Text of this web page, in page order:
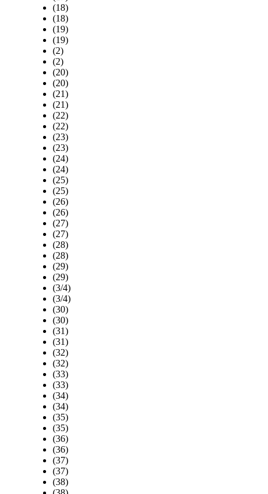
(18)
(18)
(19)
(19)
(2)
(2)
(20)
(20)
(21)
(21)
(22)
(22)
(23)
(23)
(24)
(24)
(25)
(25)
(26)
(26)
(27)
(27)
(28)
(28)
(29)
(29)
(3/4)
(3/4)
(30)
(30)
(31)
(31)
(32)
(32)
(33)
(33)
(34)
(34)
(35)
(35)
(36)
(36)
(37)
(37)
(38)